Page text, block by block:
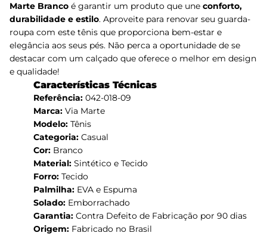
Marte Branco é garantir um produto que une conforto,
durabilidade e estilo. Aproveite para renovar seu guarda-
roupa com este tênis que proporciona bem-estar e
elegância aos seus pés. Não perca a oportunidade de se
destacar com um calçado que oferece o melhor em design
e qualidade!
Características Técnicas
Referência: 042-018-09
Marca: Via Marte
Modelo: Tênis
Categoria: Casual
Cor: Branco
Material: Sintético e Tecido
Forro: Tecido
Palmilha: EVA e Espuma
Solado: Emborrachado
Garantia: Contra Defeito de Fabricação por 90 dias
Origem: Fabricado no Brasil